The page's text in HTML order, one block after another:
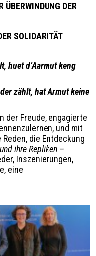
ÜBERWINDUNG DER
SOLIDARITÄT
huet d’Aarmut keng
zählt, hat Armut keine
der Freude, engagierte
und mit
die Entdeckung
ihre Repliken –
Inszenierungen,
eine